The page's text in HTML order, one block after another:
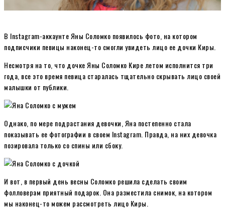
В Instagram-аккаунте Яны Соломко появилось фото, на котором
подписчики певицы наконец-то смогли увидеть лицо ее дочки Киры.
Несмотря на то, что дочке Яны Соломко Кире летом исполнится три
года, все это время певица старалась тщательно скрывать лицо своей
малышки от публики.
Однако, по мере подрастания девочки, Яна постепенно стала
показывать ее фотографии в своем Instagram. Правда, на них девочка
позировала только со спины или сбоку.
И вот, в первый день весны Соломко решила сделать своим
фолловерам приятный подарок. Она разместила снимок, на котором
мы наконец-то можем рассмотреть лицо Киры.